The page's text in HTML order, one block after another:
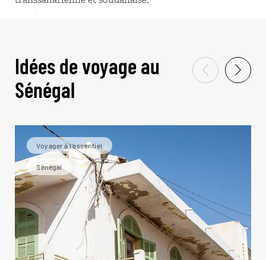
Idées de voyage au
Sénégal
Voyager à l’essentiel
Sénégal